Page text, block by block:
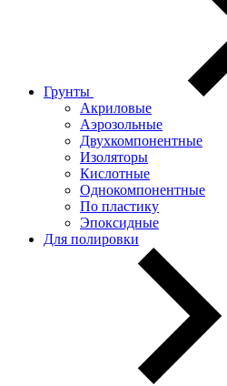
Грунты
Акриловые
Аэрозольные
Двухкомпонентные
Изоляторы
Кислотные
Однокомпонентные
По пластику
Эпоксидные
Для полировки